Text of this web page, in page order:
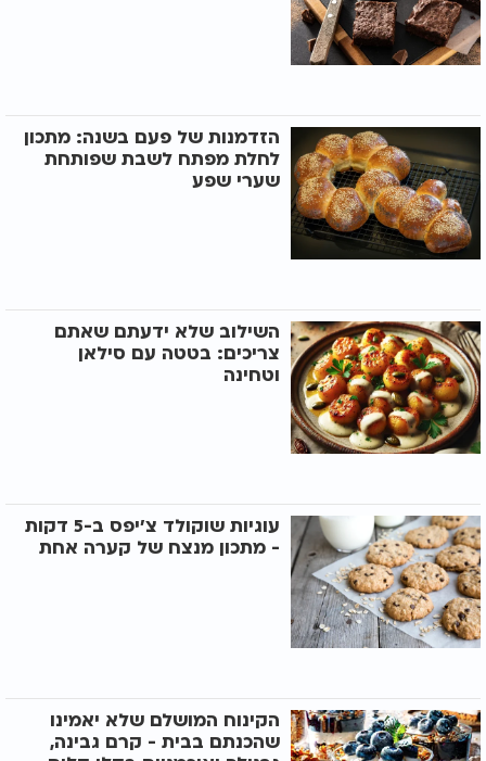
הזדמנות של פעם בשנה: מתכון
לחלת מפתח לשבת שפותחת
שערי שפע
השילוב שלא ידעתם שאתם
צריכים: בטטה עם סילאן
וטחינה
עוגיות שוקולד צ’יפס ב-5 דקות
- מתכון מנצח של קערה אחת
הקינוח המושלם שלא יאמינו
שהכנתם בבית - קרם גבינה,